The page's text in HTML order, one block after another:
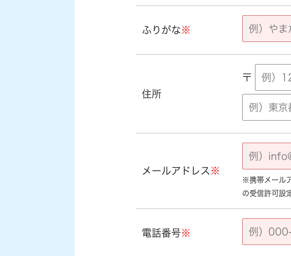
ふりがな※
住所
〒
メールアドレス ※
※携帯メール
の受信許可設
電話番号※